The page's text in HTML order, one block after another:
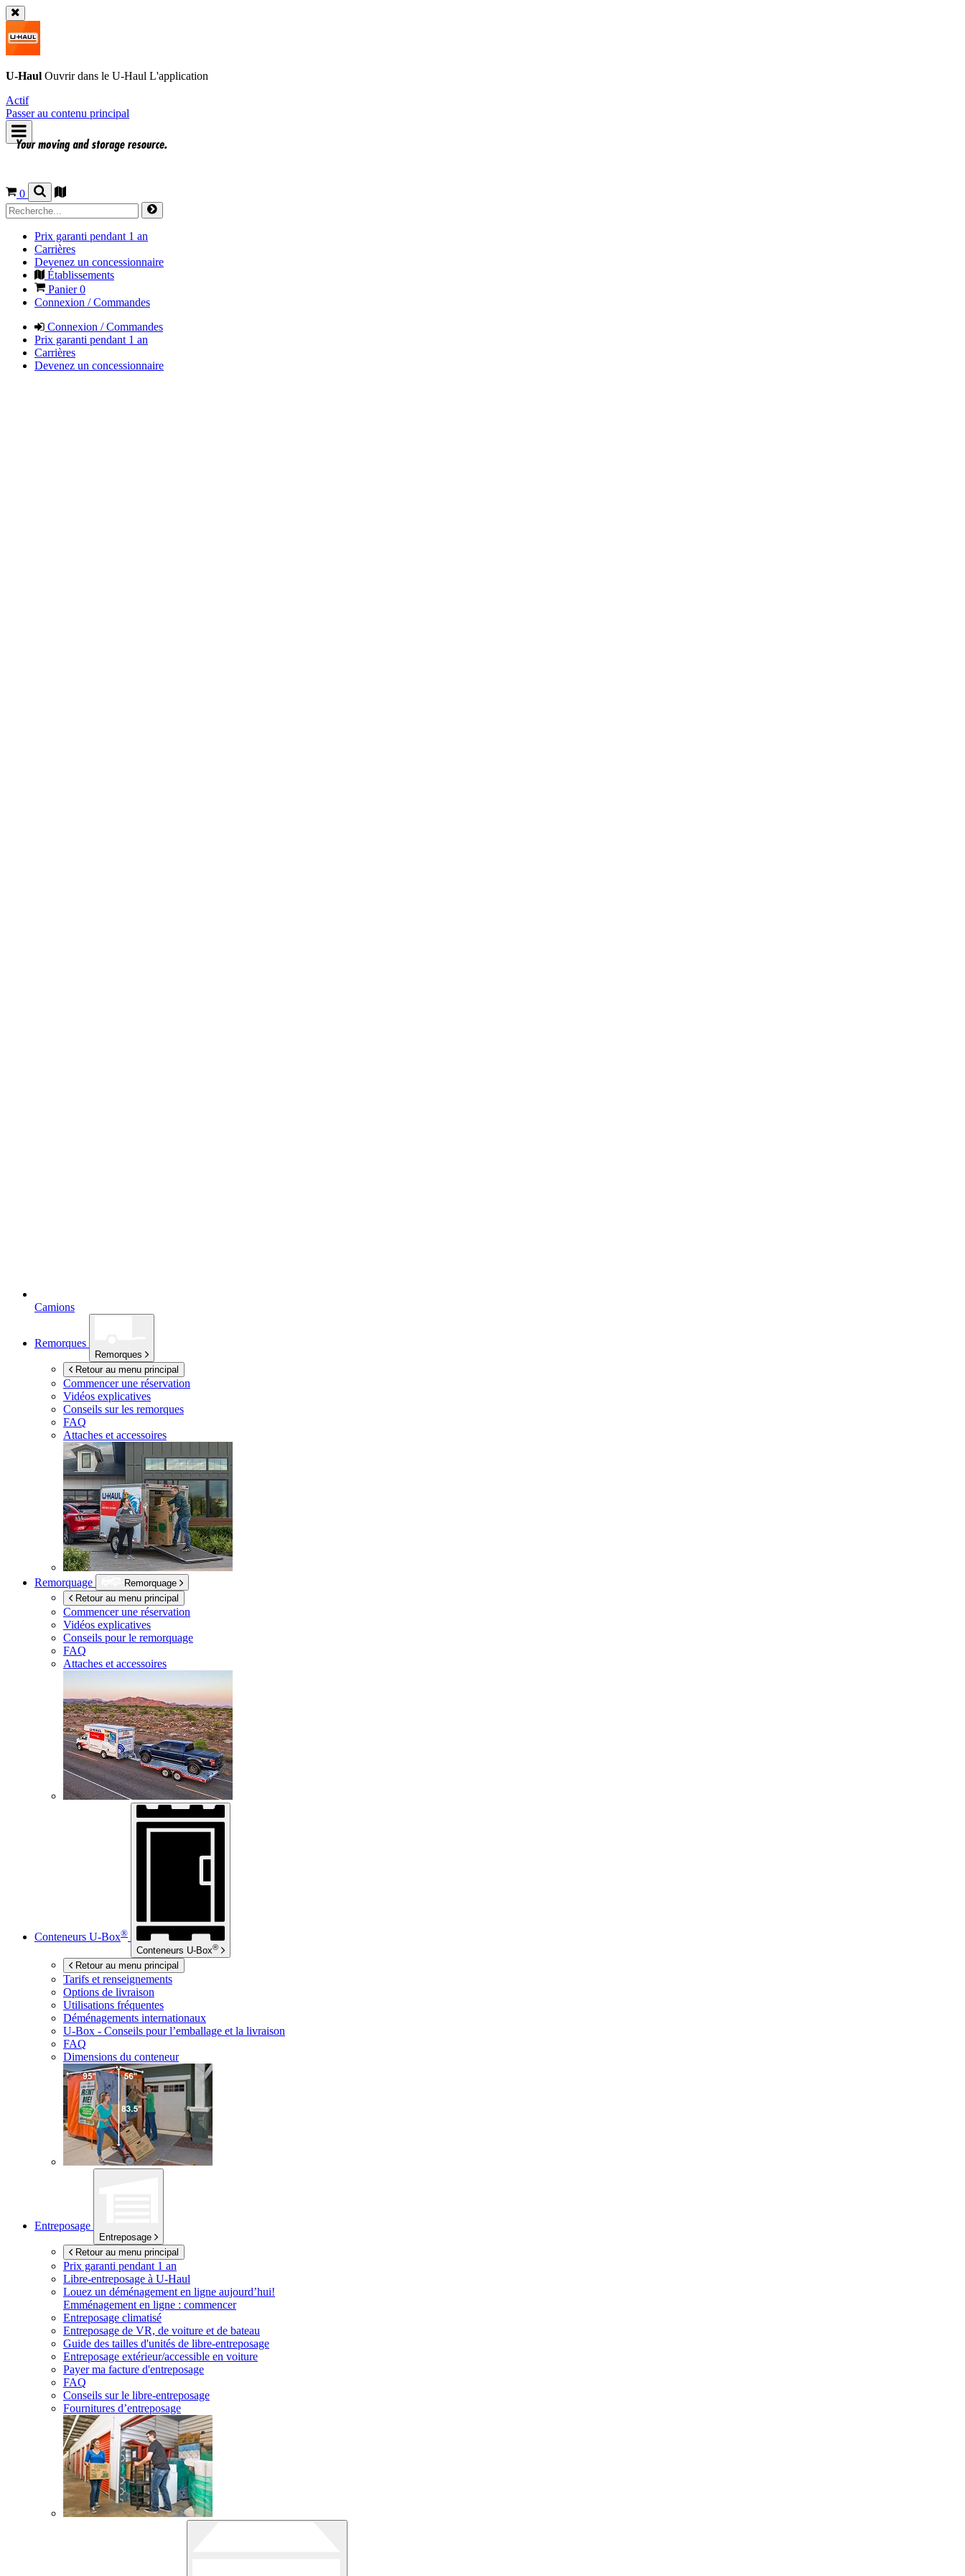
U-Haul Ouvrir dans le U-Haul L'application
Actif
Passer au contenu principal
0
Prix garanti pendant 1 an
Carrières
Devenez un concessionnaire
Établissements
Panier0
Connexion / Commandes
Connexion / Commandes
Prix garanti pendant 1 an
Carrières
Devenez un concessionnaire
Camions
Remorques
Remorques
Retour au menu principal
Commencer une réservation
Vidéos explicatives
Conseils sur les remorques
FAQ
Attaches et accessoires
Remorquage
Remorquage
Retour au menu principal
Commencer une réservation
Vidéos explicatives
Conseils pour le remorquage
FAQ
Attaches et accessoires
Conteneurs U-Box®
Conteneurs U-Box®
Retour au menu principal
Tarifs et renseignements
Options de livraison
Utilisations fréquentes
Déménagements internationaux
U-Box - Conseils pour l’emballage et la livraison
FAQ
Dimensions du conteneur
Entreposage
Entreposage
Retour au menu principal
Prix garanti pendant 1 an
Libre-entreposage à U-Haul
Louez un déménagement en ligne aujourd’hui!
Emménagement en ligne : commencer
Entreposage climatisé
Entreposage de VR, de voiture et de bateau
Guide des tailles d'unités de libre-entreposage
Entreposage extérieur/accessible en voiture
Payer ma facture d'entreposage
FAQ
Conseils sur le libre-entreposage
Fournitures d’entreposage